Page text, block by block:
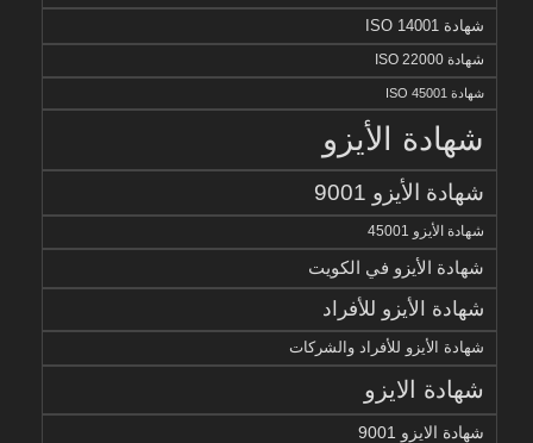
شهادة ISO 14001
شهادة ISO 22000
شهادة ISO 45001
شهادة الأيزو
شهادة الأيزو 9001
شهادة الأيزو 45001
شهادة الأيزو في الكويت
شهادة الأيزو للأفراد
شهادة الأيزو للأفراد والشركات
شهادة الايزو
شهادة الايزو 9001